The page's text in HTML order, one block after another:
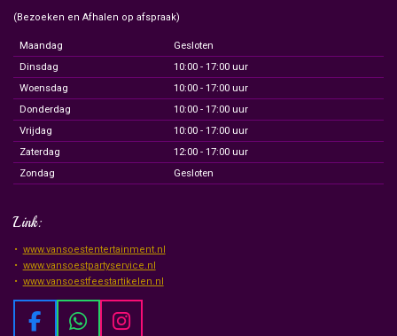
(Bezoeken en Afhalen op afspraak)
Maandag
Gesloten
Dinsdag
10:00 - 17:00 uur
Woensdag
10:00 - 17:00 uur
Donderdag
10:00 - 17:00 uur
Vrijdag
10:00 - 17:00 uur
Zaterdag
12:00 - 17:00 uur
Zondag
Gesloten
Link:
www.vansoestentertainment.nl
www.vansoestpartyservice.nl
www.vansoestfeestartikelen.nl
F W I